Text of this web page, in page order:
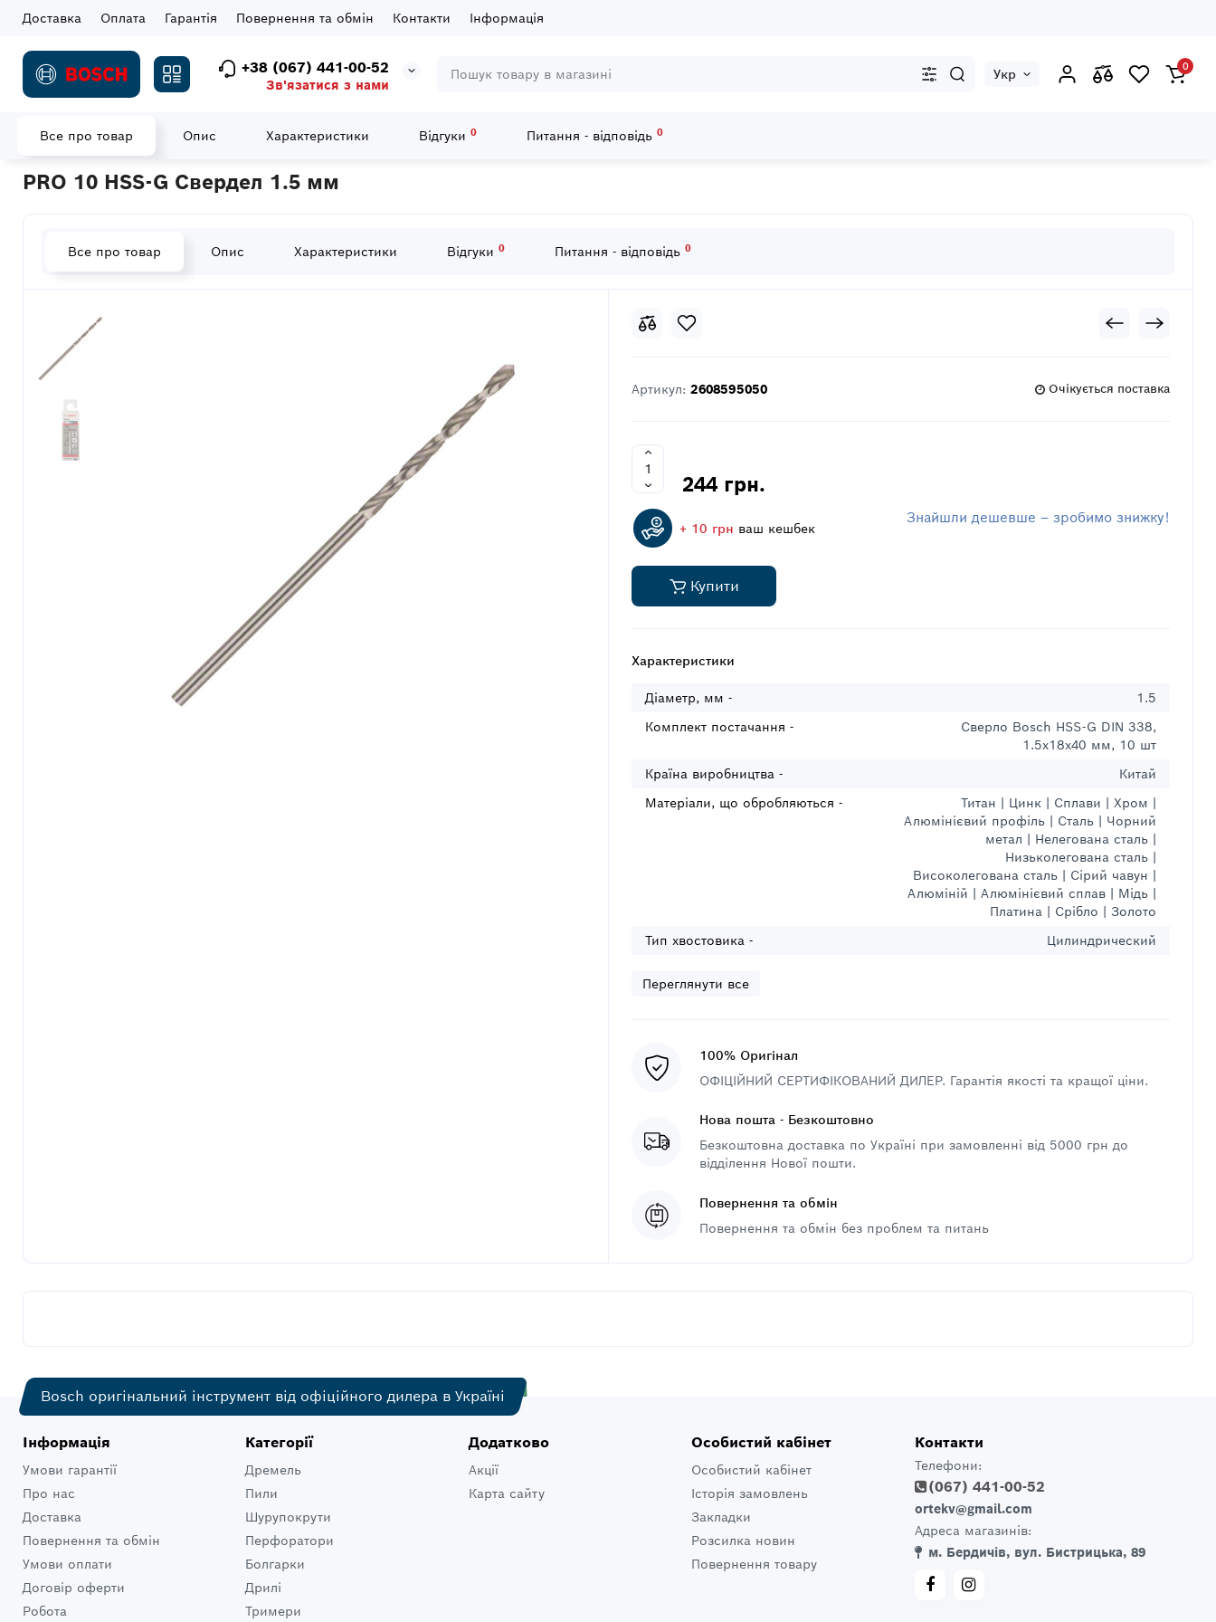
Доставка Оплата Гарантія Повернення та обмін Контакти Інформація
+38 (067) 441-00-52
Зв'язатися з нами
Укр 0
Все про товар Опис Характеристики Відгуки 0 Питання - відповідь 0
Головна Витратні матеріали Свердла Свердла по металу PRO 10 HSS-G Свердел 1.5 мм
PRO 10 HSS-G Свердел 1.5 мм
Все про товар Опис Характеристики Відгуки 0 Питання - відповідь 0
Артикул: 2608595050 Очікується поставка
244 грн.
+ 10 грн ваш кешбек
Знайшли дешевше – зробимо знижку!
Купити
Характеристики
Діаметр, мм -
1.5
Комплект постачання -
Сверло Bosch HSS-G DIN 338,
1.5х18х40 мм, 10 шт
Країна виробництва -
Китай
Матеріали, що обробляються -
Титан | Цинк | Сплави | Хром |
Алюмінієвий профіль | Сталь | Чорний
метал | Нелегована сталь |
Низьколегована сталь |
Високолегована сталь | Сірий чавун |
Алюміній | Алюмінієвий сплав | Мідь |
Платина | Срібло | Золото
Тип хвостовика -
Цилиндрический
Переглянути все
100% Оригінал
ОФІЦІЙНИЙ СЕРТИФІКОВАНИЙ ДИЛЕР. Гарантія якості та кращої ціни.
Нова пошта - Безкоштовно
Безкоштовна доставка по Україні при замовленні від 5000 грн до
відділення Нової пошти.
Повернення та обмін
Повернення та обмін без проблем та питань
Bosch оригінальний інструмент від офіційного дилера в Україні
Інформація
Умови гарантії
Про нас
Доставка
Повернення та обмін
Умови оплати
Договір оферти
Робота
Категорії
Дремель
Пили
Шурупокрути
Перфоратори
Болгарки
Дрилі
Тримери
Додатково
Акції
Карта сайту
Особистий кабінет
Особистий кабінет
Історія замовлень
Закладки
Розсилка новин
Повернення товару
Контакти
Телефони:
(067) 441-00-52
ortekv@gmail.com
Адреса магазинів:
м. Бердичів, вул. Бистрицька, 89